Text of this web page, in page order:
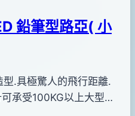
鉛筆型路亞( 小
.具極驚人的飛行距離.
承受100KG以上大型…